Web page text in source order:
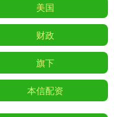
美国
财政
旗下
本信配资